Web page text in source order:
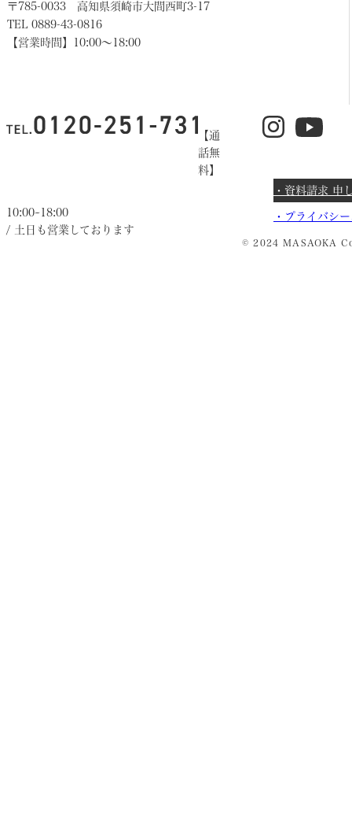
〒785-0033 高知県須崎市大間西町3-17
TEL 0889-43-0816
【営業時間】10:00〜18:00
【通
話無
料】
10:00~18:00
/ 土日も営業しております
・資料請求 申
・ プライバシ
© 2024 MASAOKA